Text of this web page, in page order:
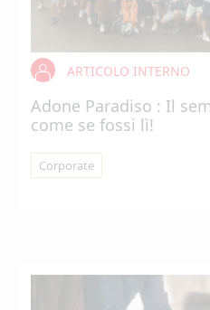
ARTICOLO INTERNO
Adone Paradiso : Il
come se fossi lì!
Corporate